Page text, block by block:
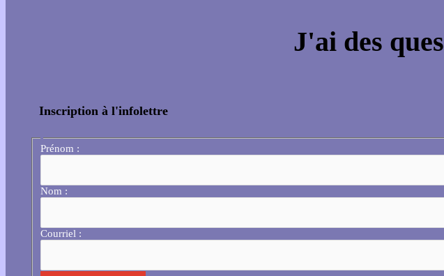
J'ai des
Inscription à l'infolettre
Prénom :
Nom :
Courriel :